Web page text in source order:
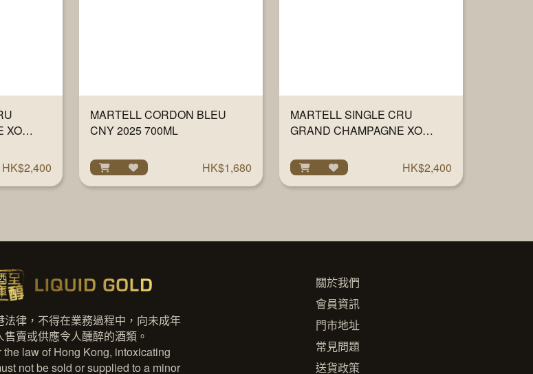
XO
HK$2,400
MARTELL CORDON BLEU
CNY 2025 700ML
HK$1,680
MARTELL SINGLE CRU
GRAND CHAMPAGNE XO
HK$2,400
法律，不得在業務過程中，向未成年
售賣或供應令人醺醉的酒類。
the law of Hong Kong, intoxicating
not be sold or supplied to a minor
關於我們
會員資訊
門市地址
常見問題
送貨政策